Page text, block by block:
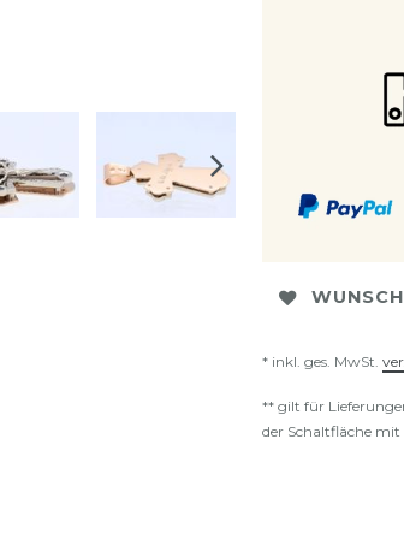
* inkl. ges. MwSt.
** gilt für
der Schaltfläche mit